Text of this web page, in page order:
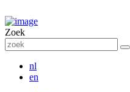
Zoek
nl
en